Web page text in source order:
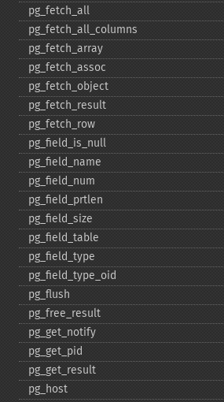
pg_​fetch_​all
pg_​fetch_​all_​columns
pg_​fetch_​array
pg_​fetch_​assoc
pg_​fetch_​object
pg_​fetch_​result
pg_​fetch_​row
pg_​field_​is_​null
pg_​field_​name
pg_​field_​num
pg_​field_​prtlen
pg_​field_​size
pg_​field_​table
pg_​field_​type
pg_​field_​type_​oid
pg_​flush
pg_​free_​result
pg_​get_​notify
pg_​get_​pid
pg_​get_​result
pg_​host